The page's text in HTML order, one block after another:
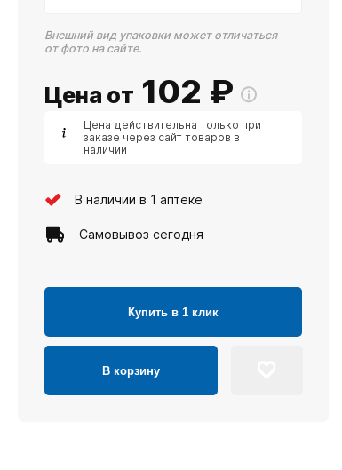
Внешний вид упаковки может отличаться
от фото на сайте.
Цена от 102 ₽
Цена действительна только при
заказе через сайт товаров в
наличии
В наличии в 1 аптеке
Самовывоз сегодня
Купить в 1 клик
В корзину